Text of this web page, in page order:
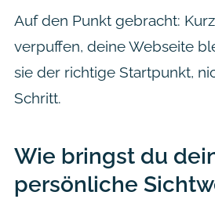
Auf den Punkt gebracht:
verpuffen, deine Webseite
sie der richtige Startpunkt,
Schritt.
Wie bringst du
persönliche